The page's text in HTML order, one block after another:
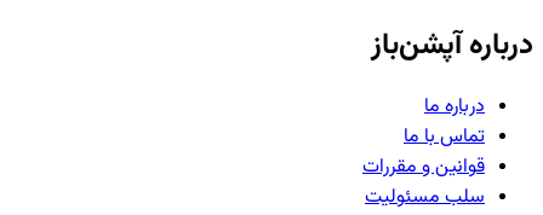
درباره آپشن‌باز
درباره ما
تماس با ما
قوانین و مقررات
سلب مسئولیت